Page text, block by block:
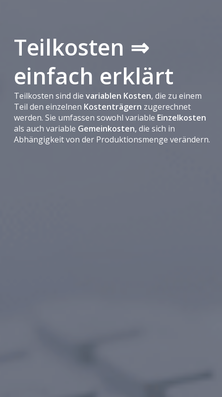
Teilkosten ⇒
einfach erklärt
Teilkosten sind dievariablen Kosten, die zu einem
Teil den einzelnen Kostenträgern zugerechnet
werden. Sie umfassen sowohl variable Einzelkosten
als auch variable Gemeinkosten, die sich in
Abhängigkeit von der Produktionsmenge verändern.